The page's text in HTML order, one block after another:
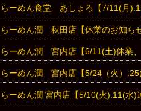
らーめん食堂 あしょろ【7/11(月
らーめん潤 秋田店【休業のお知ら
らーめん潤 宮内店【6/11(土)休業
らーめん潤 宮内店【5/24（火）
らーめん潤 宮内店【5/10(火).11(水)